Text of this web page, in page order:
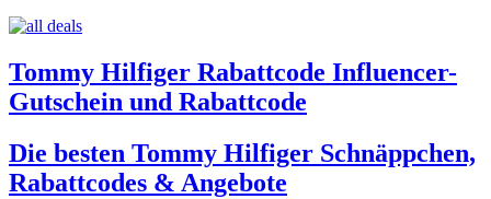
Tommy Hilfiger Rabattcode Influencer-
Gutschein und Rabattcode
Die besten Tommy Hilfiger Schnäppchen,
Rabattcodes & Angebote